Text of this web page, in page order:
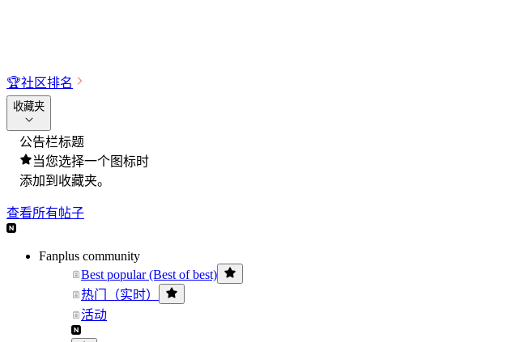
🏆社区排名
收藏夹
公告栏标题
当您选择一个图标时
添加到收藏夹。
查看所有帖子
Fanplus community
Best popular (Best of best)
热门（实时）
活动